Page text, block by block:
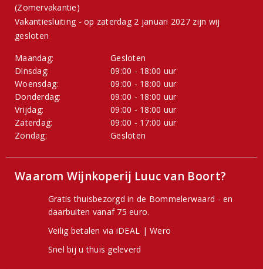
(Zomervakantie)
Vakantiesluiting - op zaterdag 2 januari 2027 zijn wij
gesloten
Maandag:
Gesloten
Dinsdag:
09:00 - 18:00 uur
Woensdag:
09:00 - 18:00 uur
Donderdag:
09:00 - 18:00 uur
Vrijdag:
09:00 - 18:00 uur
Zaterdag:
09:00 - 17:00 uur
Zondag:
Gesloten
Waarom Wijnkoperij Luuc van Boort?
Gratis thuisbezorgd in de Bommelerwaard - en
daarbuiten vanaf 75 euro.
Veilig betalen via iDEAL | Wero
Snel bij u thuis geleverd